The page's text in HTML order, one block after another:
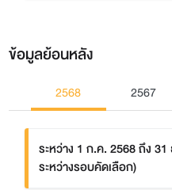
ข้อมูลย้อนหลัง
2568 2567
ระหว่าง 1 ก.ค. 2568 ถึง
ระหว่างรอบคัดเลือก)